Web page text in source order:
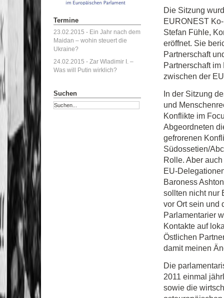
Die Sitzung
EURONEST
Stefan Fühle,
eröffnet. Sie
Partnerschaft
Partnerschaft
zwischen der
In der Sitzung
und
Konflikte im
Abgeordneten
gefrorenen
Südossetien/
Rolle. Aber
EU-
Baroness
sollten nicht nur
vor Ort sein und
Parlamentarier
Kontakte auf
Östlichen
damit meinen
Die
2011 einmal
sowie die
Termine
23.02.2015 - Ein Jahr nach dem
Maidan – wohin steuert die
Ukraine?
24.02.2015 - Zar Wladimir I. –
Was will Putin wirklich?
Suchen